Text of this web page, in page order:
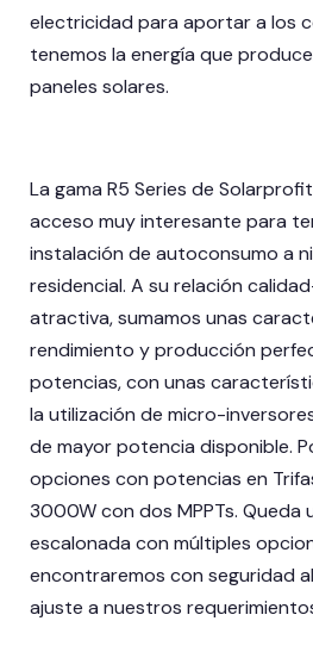
electricidad para aportar a los
tenemos la energía que
paneles solares.
La gama R5 Series de
acceso muy interesante para
instalación de autoconsumo a
residencial. A su relación
atractiva, sumamos unas
rendimiento y producción
potencias, con unas
la utilización de micro-
de mayor potencia disponible.
opciones con potencias en
3000W con dos MPPTs. Queda
escalonada con múltiples
encontraremos con seguridad
ajuste a nuestros